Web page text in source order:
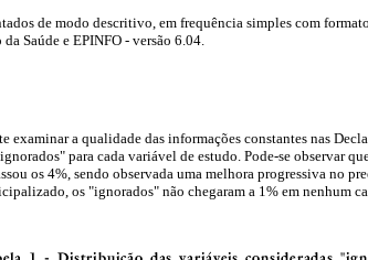
de modo descritivo, em frequência simples com
Saúde e EPINFO - versão 6.04.
examinar a qualidade das informações constantes nas
para cada variável de estudo. Pode-se observar
os 4%, sendo observada uma melhora progressiva no
os "ignorados" não chegaram a 1% em nenhum